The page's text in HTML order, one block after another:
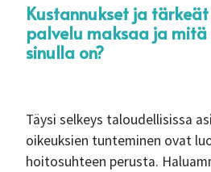
Kustannukset ja
palvelu maksaa ja mitä
sinulla on?
Täysi selkeys taloudellisissa
oikeuksien tunteminen ovat
hoitosuhteen perusta.